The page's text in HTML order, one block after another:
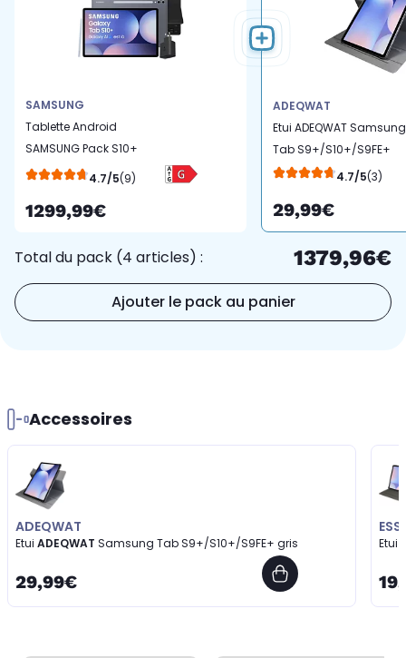
SAMSUNG
Tablette Android
SAMSUNG Pack S10+
avec Galaxy IA + Cover
Chargeur
4.7/5(9)
1299,99€
ADEQWAT
Etui ADEQWAT Samsung
Tab S9+/S10+/S9FE+
gris
4.7/5(3)
29,99€
Total du pack (4 articles) : 1379,96€
Ajouter le pack au panier
Accessoires
ADEQWAT
Etui ADEQWAT Samsung Tab S9+/S10+/S9FE+ gris
29,99€
Etui